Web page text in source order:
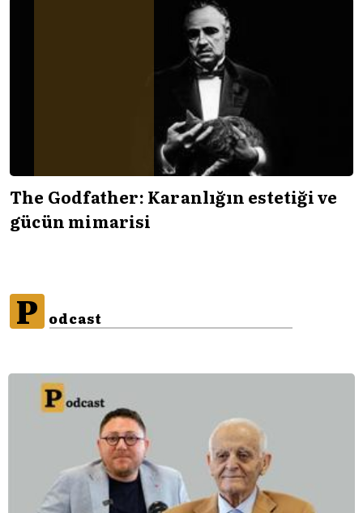
The Godfather: Karanlığın estetiği ve
gücün mimarisi
P odcast